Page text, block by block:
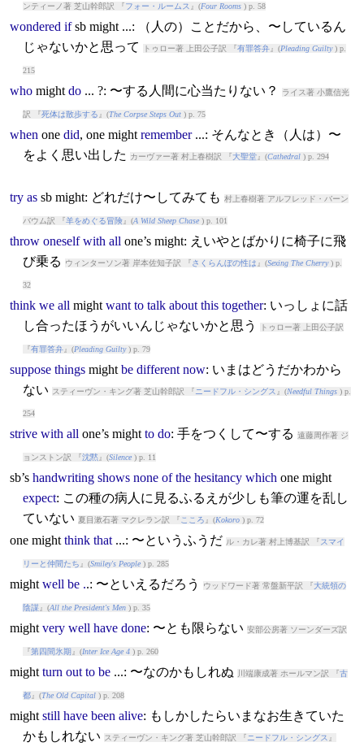
ンティーノ著 芝山幹郎訳 『フォー・ルームス 』(Four Rooms) p. 58
wondered ifsb might...: （人の）ことだから、〜しているん
じゃないかと思って
トゥロー著 上田公子訳 『有罪答弁』(Pleading Guilty) p.
215
who might do... ?: 〜する人間に心当たりない？ ライス著 小鷹信光
訳 『死体は散歩する 』(The Corpse Steps Out) p. 75
when one did, one might remember...: そんなとき（人は）〜
をよく思い出した
カーヴァー著 村上春樹訳 『大聖堂』(Cathedral) p. 294
try assb might: どれだけ〜してみても 村上春樹著 アルフレッド・バーン
バウム訳 『羊をめぐる冒険』(A Wild Sheep Chase) p. 101
throw oneself with all one’s might: えいやとばかりに椅子に飛
び乗る
ウィンターソン著 岸本佐知子訳 『さくらんぼの性は 』(Sexing The Cherry) p.
32
think we all might want to talk about this together: いっしょに話
し合ったほうがいいんじゃないかと思う
トゥロー著 上田公子訳
『有罪答弁』(Pleading Guilty) p. 79
suppose things might be different now: いまはどうだかわから
ない
スティーヴン・キング著 芝山幹郎訳 『 ニードフル・シングス 』(Needful Things) p.
254
strive with all one’s might to do: 手をつくして〜する 遠藤周作著 ジ
ョンストン訳 『沈黙』(Silence) p. 11
sb’s handwriting shows none of the hesitancy which one might
expect: この種の病人に見るふるえが少しも筆の運を乱し
ていない 夏目漱石著 マクレラン訳 『 こころ 』(Kokoro) p. 72
one might think that...: 〜というふうだ ル・カレ著 村上博基訳 『スマイ
リーと仲間たち 』(Smiley's People) p. 285
might well be ..: 〜といえるだろう ウッドワード著 常盤新平訳 『大統領の
陰謀』(All the President's Men) p. 35
might very well have done: 〜とも限らない 安部公房著 ソーンダーズ訳
『第四間氷期 』(Inter Ice Age 4) p. 260
might turn out to be...: 〜なのかもしれぬ 川端康成著 ホールマン訳 『古
都』(The Old Capital) p. 208
might still have been alive: もしかしたらいまなお生きていた
かもしれない
スティーヴン・キング著 芝山幹郎訳 『 ニードフル・シングス 』